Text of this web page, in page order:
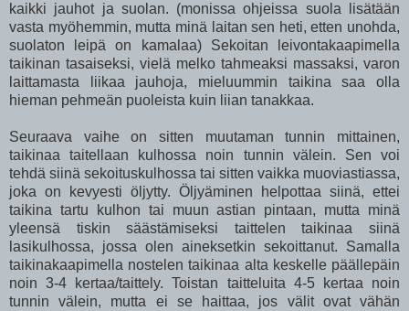
kaikki jauhot ja suolan. (monissa ohjeissa suola lisätään
vasta myöhemmin, mutta minä laitan sen heti, etten unohda,
suolaton leipä on kamalaa) Sekoitan leivontakaapimella
taikinan tasaiseksi, vielä melko tahmeaksi massaksi, varon
laittamasta liikaa jauhoja, mieluummin taikina saa olla
hieman pehmeän puoleista kuin liian tanakkaa.
Seuraava vaihe on sitten muutaman tunnin mittainen,
taikinaa taitellaan kulhossa noin tunnin välein. Sen voi
tehdä siinä sekoituskulhossa tai sitten vaikka muoviastiassa,
joka on kevyesti öljytty. Öljyäminen helpottaa siinä, ettei
taikina tartu kulhon tai muun astian pintaan, mutta minä
yleensä tiskin säästämiseksi taittelen taikinaa siinä
lasikulhossa, jossa olen aineksetkin sekoittanut. Samalla
taikinakaapimella nostelen taikinaa alta keskelle päällepäin
noin 3-4 kertaa/taittely. Toistan taitteluita 4-5 kertaa noin
tunnin välein, mutta ei se haittaa, jos välit ovat vähän